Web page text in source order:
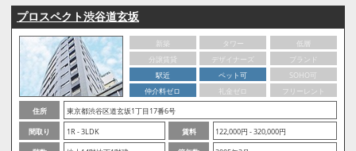
プロスペクト渋谷道玄坂
新築 タワー
低層
分譲賃貸
デザイナーズ
ブランド
駅近
ペット可
SOHO可
仲介料ゼロ
礼金ゼロ
フリーレント
住所
東京都渋谷区道玄坂1丁目17番6号
間取り
1R - 3LDK 賃料
122,000円 - 320,000円